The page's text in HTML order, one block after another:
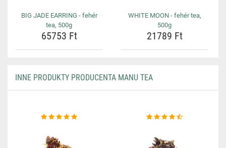
BIG JADE EARRING - fehér
tea, 500g
65753 Ft
WHITE MOON - fehér tea,
500g
21789 Ft
INNE PRODUKTY PRODUCENTA MANU TEA